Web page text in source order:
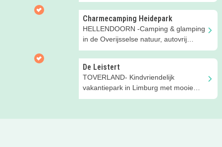
Charmecamping Heidepark
HELLENDOORN -Camping & glamping
in de Overijsselse natuur, autovrij
terrein, met natuurbad en zwembad
De Leistert
TOVERLAND- Kindvriendelijk
vakantiepark in Limburg met mooie
vakantiehuizen en veel leuke